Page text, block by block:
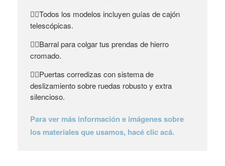
👉🏼Todos los modelos incluyen guías de cajón
telescópicas.
👉🏼Barral para colgar tus prendas de hierro
cromado.
👉🏼Puertas corredizas con sistema de
deslizamiento sobre ruedas robusto y extra
silencioso.
Para ver más información e imágenes sobre
los materiales que usamos, hacé clic acá.